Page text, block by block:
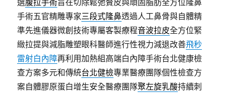
選腹拉手術旨在切除鬆弛贅皮與頑固脂肪全方位隆鼻
手術五官精雕專家三段式隆鼻透過人工鼻骨與自體精
準先進儀器微創技術專屬客製療程音波拉皮全方位緊
緻拉提與減脂雕塑眼科醫師進行性視力減退改善飛秒
雷射白內障再利用加熱組高端白內障手術台北健康檢
查方案多元和傳統台北健檢專業醫療團隊個性檢查方
案自體膠原蛋白增生安全醫療團隊聚左旋乳酸持續刺